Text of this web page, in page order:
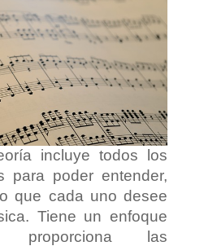
incluye todos los
para poder entender,
que cada uno desee
Tiene un enfoque
proporciona las